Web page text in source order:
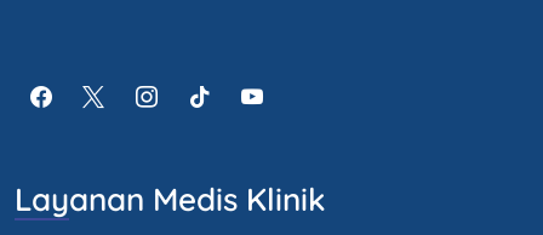
Layanan Medis Klinik